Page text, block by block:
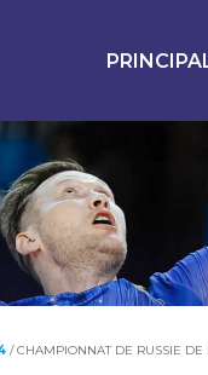
/CHAMPIONNAT DE RUSSIE